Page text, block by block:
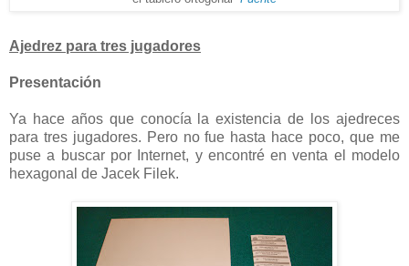
Ajedrez para tres jugadores
Presentación
Ya hace años que conocía la existencia de los ajedreces
para tres jugadores. Pero no fue hasta hace poco, que me
puse a buscar por Internet, y encontré en venta el modelo
hexagonal de Jacek Filek.